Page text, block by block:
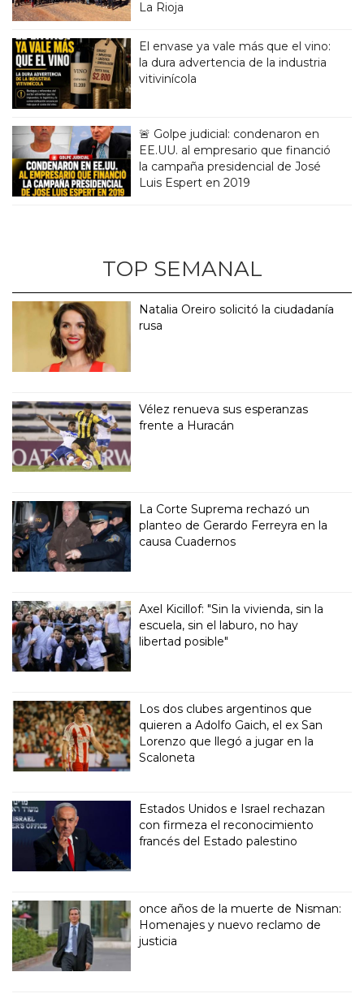
La Rioja
El envase ya vale más que el vino:
la dura advertencia de la industria
vitivinícola
🚨 Golpe judicial: condenaron en
EE.UU. al empresario que financió
la campaña presidencial de José
Luis Espert en 2019
TOP SEMANAL
Natalia Oreiro solicitó la ciudadanía
rusa
Vélez renueva sus esperanzas
frente a Huracán
La Corte Suprema rechazó un
planteo de Gerardo Ferreyra en la
causa Cuadernos
Axel Kicillof: "Sin la vivienda, sin la
escuela, sin el laburo, no hay
libertad posible"
Los dos clubes argentinos que
quieren a Adolfo Gaich, el ex San
Lorenzo que llegó a jugar en la
Scaloneta
Estados Unidos e Israel rechazan
con firmeza el reconocimiento
francés del Estado palestino
once años de la muerte de Nisman:
Homenajes y nuevo reclamo de
justicia